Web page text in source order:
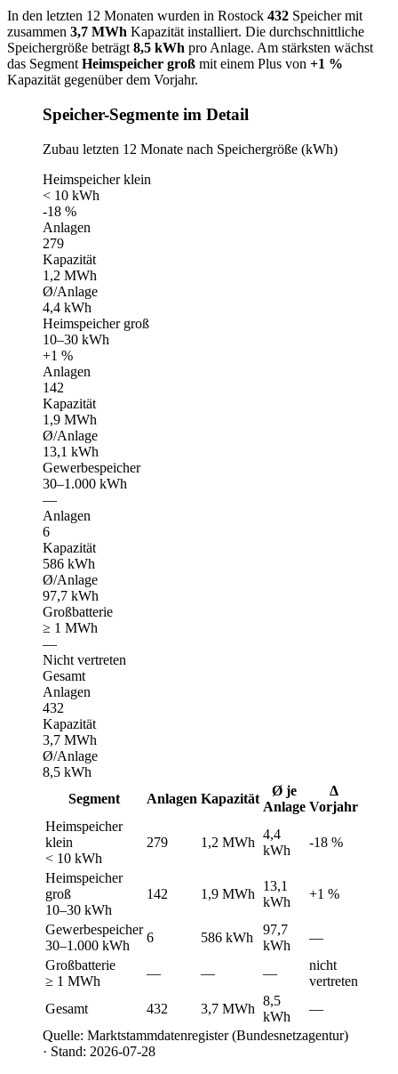
In den letzten 12 Monaten wurden in Rostock 432 Speicher mit
zusammen 3,7 MWh Kapazität installiert. Die durchschnittliche
Speichergröße beträgt 8,5 kWh pro Anlage. Am stärksten wächst
das Segment Heimspeicher groß mit einem Plus von +1 %
Kapazität gegenüber dem Vorjahr.
Speicher-Segmente im Detail
Zubau letzten 12 Monate nach Speichergröße (kWh)
Heimspeicher klein
< 10 kWh
-18 %
Anlagen
279
Kapazität
1,2 MWh
Ø/Anlage
4,4 kWh
Heimspeicher groß
10–30 kWh
+1 %
Anlagen
142
Kapazität
1,9 MWh
Ø/Anlage
13,1 kWh
Gewerbespeicher
30–1.000 kWh
—
Anlagen
6
Kapazität
586 kWh
Ø/Anlage
97,7 kWh
Großbatterie
≥ 1 MWh
—
Nicht vertreten
Gesamt
Anlagen
432
Kapazität
3,7 MWh
Ø/Anlage
8,5 kWh
Segment
Anlagen Kapazität
Ø je
Anlage
Δ
Vorjahr
Heimspeicher
klein
< 10 kWh
279 1,2 MWh
4,4
kWh
-18 %
Heimspeicher
groß
10–30 kWh
142 1,9 MWh
13,1
kWh
+1 %
Gewerbespeicher
30–1.000 kWh
6 586 kWh
97,7
kWh
—
Großbatterie
≥ 1 MWh
— — —
nicht
vertreten
Gesamt
432 3,7 MWh
8,5
kWh
—
Quelle: Marktstammdatenregister (Bundesnetzagentur)
· Stand: 2026-07-28